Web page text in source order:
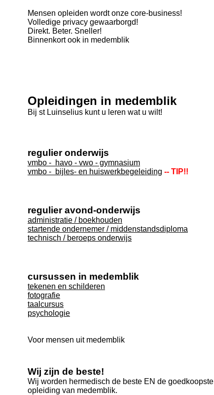
Mensen opleiden wordt onze core-business!
Volledige privacy gewaarborgd!
Direkt. Beter. Sneller!
Binnenkort ook in medemblik
Opleidingen in medemblik
Bij st Luinselius kunt u leren wat u wilt!
regulier onderwijs
vmbo - havo - vwo - gymnasium
vmbo - bijles- en huiswerkbegeleiding -- TIP!!
regulier avond-onderwijs
administratie / boekhouden
startende ondernemer / middenstandsdiploma
technisch / beroeps onderwijs
cursussen in medemblik
tekenen en schilderen
fotografie
taalcursus
psychologie
Voor mensen uit medemblik
Wij zijn de beste!
Wij worden hermedisch de beste EN de goedkoopste
opleiding van medemblik.